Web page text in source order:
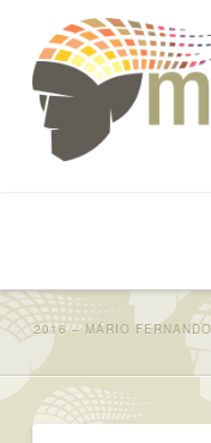
2016 – MÁRIO